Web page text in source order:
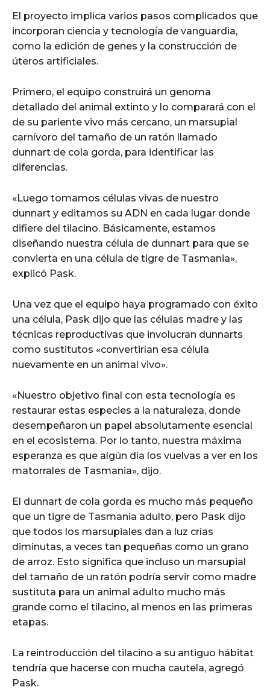
El proyecto implica varios pasos complicados que
incorporan ciencia y tecnología de vanguardia,
como la edición de genes y la construcción de
úteros artificiales.
Primero, el equipo construirá un genoma
detallado del animal extinto y lo comparará con el
de su pariente vivo más cercano, un marsupial
carnívoro del tamaño de un ratón llamado
dunnart de cola gorda, para identificar las
diferencias.
«Luego tomamos células vivas de nuestro
dunnart y editamos su ADN en cada lugar donde
difiere del tilacino. Básicamente, estamos
diseñando nuestra célula de dunnart para que se
convierta en una célula de tigre de Tasmania»,
explicó Pask.
Una vez que el equipo haya programado con éxito
una célula, Pask dijo que las células madre y las
técnicas reproductivas que involucran dunnarts
como sustitutos «convertirían esa célula
nuevamente en un animal vivo».
«Nuestro objetivo final con esta tecnología es
restaurar estas especies a la naturaleza, donde
desempeñaron un papel absolutamente esencial
en el ecosistema. Por lo tanto, nuestra máxima
esperanza es que algún día los vuelvas a ver en los
matorrales de Tasmania», dijo.
El dunnart de cola gorda es mucho más pequeño
que un tigre de Tasmania adulto, pero Pask dijo
que todos los marsupiales dan a luz crías
diminutas, a veces tan pequeñas como un grano
de arroz. Esto significa que incluso un marsupial
del tamaño de un ratón podría servir como madre
sustituta para un animal adulto mucho más
grande como el tilacino, al menos en las primeras
etapas.
La reintroducción del tilacino a su antiguo hábitat
tendría que hacerse con mucha cautela, agregó
Pask.